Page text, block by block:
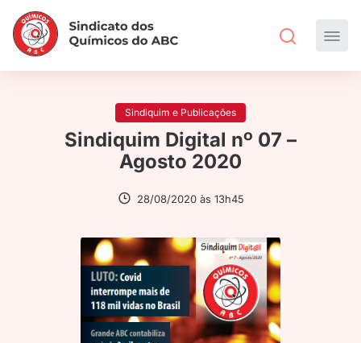
Sindiquim e Publicações
Sindiquim Digital nº 07 –
Agosto 2020
28/08/2020 às 13h45